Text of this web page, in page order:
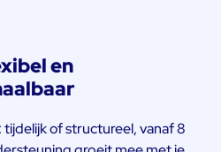
en
of structureel, vanaf 8